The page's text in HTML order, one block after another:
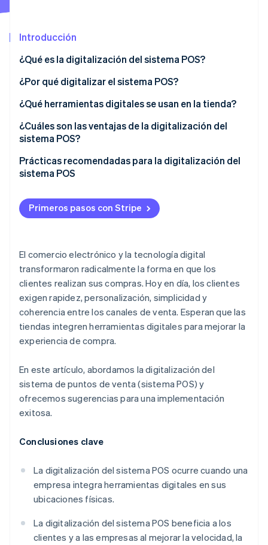
Introducción
¿Qué es la digitalización del sistema POS?
¿Por qué digitalizar el sistema POS?
¿Qué herramientas digitales se usan en la tienda?
¿Cuáles son las ventajas de la digitalización del
sistema POS?
Prácticas recomendadas para la digitalización del
sistema POS
Primeros pasos con Stripe
El comercio electrónico y la tecnología digital
transformaron radicalmente la forma en que los
clientes realizan sus compras. Hoy en día, los clientes
exigen rapidez, personalización, simplicidad y
coherencia entre los canales de venta. Esperan que las
tiendas integren herramientas digitales para mejorar la
experiencia de compra.
En este artículo, abordamos la digitalización del
sistema de puntos de venta (sistema POS) y
ofrecemos sugerencias para una implementación
exitosa.
Conclusiones clave
La digitalización del sistema POS ocurre cuando una
empresa integra herramientas digitales en sus
ubicaciones físicas.
La digitalización del sistema POS beneficia a los
clientes y a las empresas al mejorar la velocidad, la